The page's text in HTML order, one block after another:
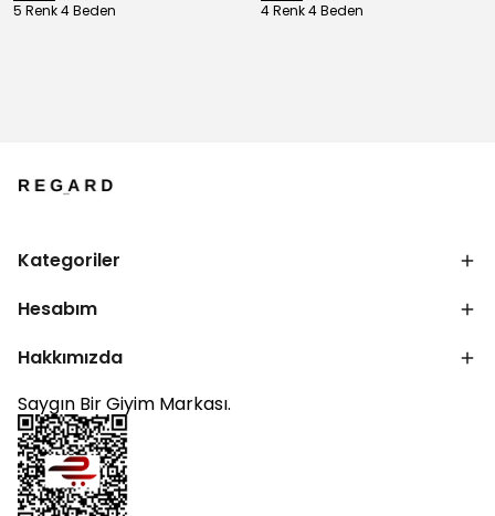
5 Renk 4 Beden 4 Renk 4 Beden
Kategoriler
Hesabım
Hakkımızda
Saygın Bir Giyim Markası.